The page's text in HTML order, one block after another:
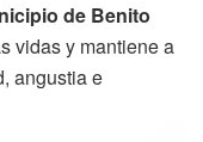
de Benito
vidas y mantiene a
angustia e